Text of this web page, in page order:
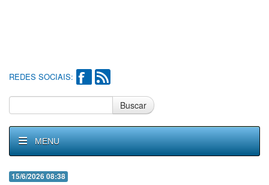
REDES SOCIAIS:
Buscar
MENU
15/6/2026 08:38